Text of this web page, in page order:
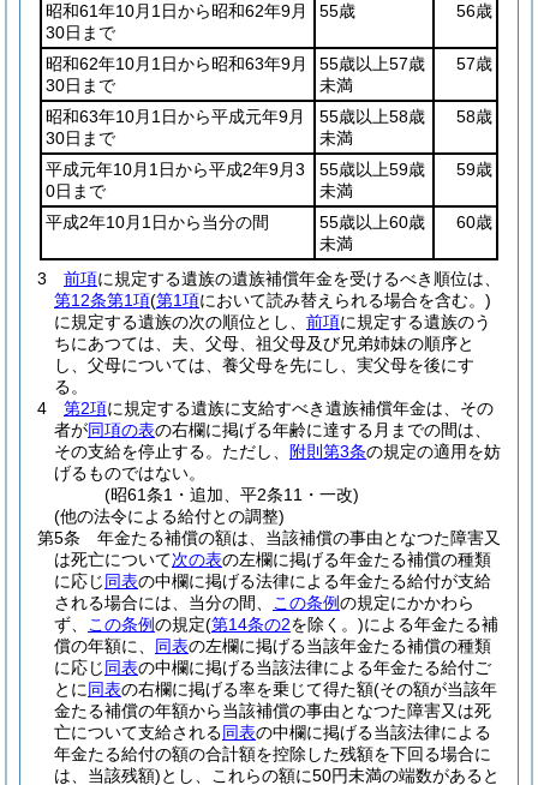
昭和61年10月1日から昭和62年9月
30日まで
55歳 56歳
昭和62年10月1日から昭和63年9月
30日まで
55歳以上57歳
未満
57歳
昭和63年10月1日から平成元年9月
30日まで
55歳以上58歳
未満
58歳
平成元年10月1日から平成2年9月3
0日まで
55歳以上59歳
未満
59歳
平成2年10月1日から当分の間
55歳以上60歳
未満
60歳
3 前項に規定する遺族の遺族補償年金を受けるべき順位は、
第12条第1項(第1項において読み替えられる場合を含む。)
に規定する遺族の次の順位とし、 前項に規定する遺族のう
ちにあつては、夫、父母、祖父母及び兄弟姉妹の順序と
し、父母については、養父母を先にし、実父母を後にす
る。
4
第2項に規定する遺族に支給すべき遺族補償年金は、その
者が同項の表の右欄に掲げる年齢に達する月までの間は、
その支給を停止する。 ただし、 附則第3条の規定の適用を妨
げるものではない。
(昭61条1・追加、平2条11・一改)
(他の法令による給付との調整)
第5条
年金たる補償の額は、当該補償の事由となつた障害又
は死亡について次の表の左欄に掲げる年金たる補償の種類
に応じ同表の中欄に掲げる法律による年金たる給付が支給
される場合には、当分の間、
この条例の規定にかかわら
ず、
この条例の規定(第14条の2を除く。)による年金たる補
償の年額に、 同表の左欄に掲げる当該年金たる補償の種類
に応じ同表の中欄に掲げる当該法律による年金たる給付ご
とに同表の右欄に掲げる率を乗じて得た額(その額が当該年
金たる補償の年額から当該補償の事由となつた障害又は死
亡について支給される同表の中欄に掲げる当該法律による
年金たる給付の額の合計額を控除した残額を下回る場合に
は、当該残額)とし、これらの額に50円未満の端数があると